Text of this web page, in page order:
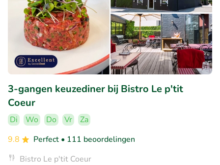
3-gangen keuzediner bij Bistro Le p'tit
Coeur
Di Wo Do Vr
Za
9.8
Perfect • 111 beoordelingen
Bistro Le p'tit Coeur